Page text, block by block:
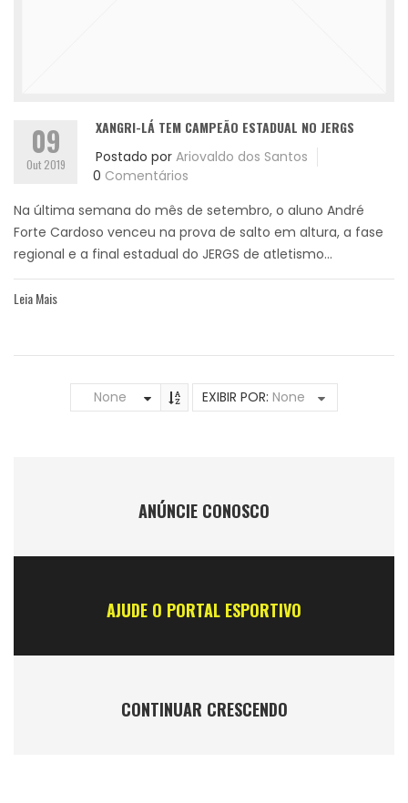
09
Out 2019
XANGRI-LÁ TEM CAMPEÃO ESTADUAL NO JERGS
Postado por Ariovaldo dos Santos
0 Comentários
Na última semana do mês de setembro, o aluno André
Forte Cardoso venceu na prova de salto em altura, a fase
regional e a final estadual do JERGS de atletismo...
Leia Mais
None EXIBIR POR: None
ANÚNCIE CONOSCO
AJUDE O PORTAL ESPORTIVO
CONTINUAR CRESCENDO